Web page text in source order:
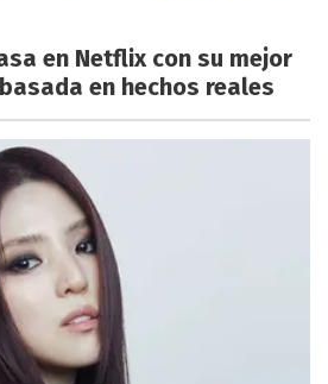
en Netflix con su mejor
en hechos reales